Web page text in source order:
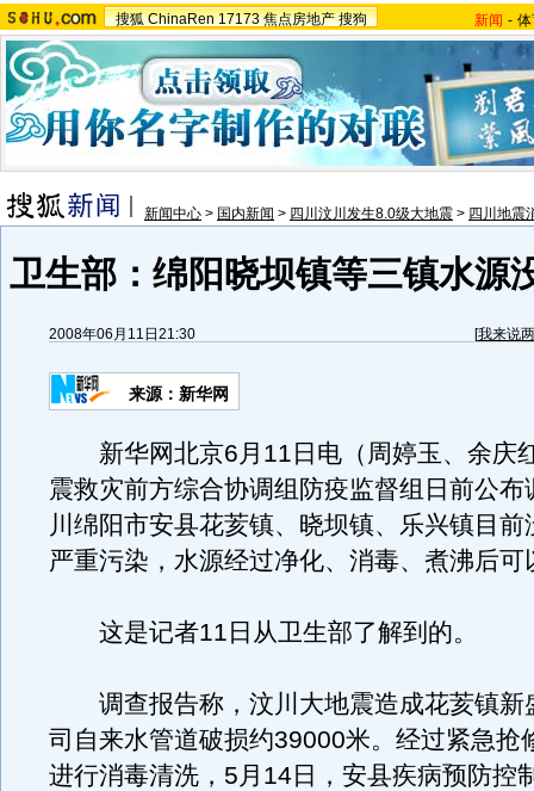
搜狐 ChinaRen 17173 焦点房地产 搜狗 新闻 -
新闻中心 > 国内新闻 > 四川汶川发生8.0级大地震 > 四川地震
卫生部：绵阳晓坝镇等三镇水源
2008年06月11日21:30 [我来说
来源：新华网
新华网北京6月11日电（周婷玉、余庆
震救灾前方综合协调组防疫监督组日前公布
川绵阳市安县花荄镇、晓坝镇、乐兴镇目前
严重污染，水源经过净化、消毒、煮沸后可
这是记者11日从卫生部了解到的。
调查报告称，汶川大地震造成花荄镇新
司自来水管道破损约39000米。经过紧急抢
进行消毒清洗，5月14日，安县疾病预防控